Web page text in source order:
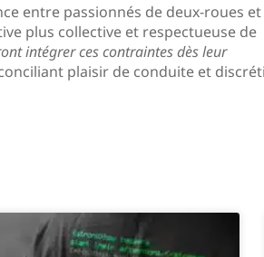
entre passionnés de deux-roues et
plus collective et respectueuse de
intégrer ces contraintes dès leur
plaisir de conduite et